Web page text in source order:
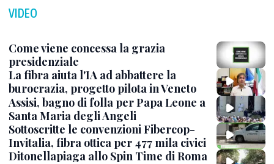
VIDEO
Come viene concessa la grazia
presidenziale
La fibra aiuta l'IA ad abbattere la
burocrazia, progetto pilota in Veneto
Assisi, bagno di folla per Papa Leone a
Santa Maria degli Angeli
Sottoscritte le convenzioni Fibercop-
Invitalia, fibra ottica per 477 mila civici
Ditonellapiaga allo Spin Time di Roma